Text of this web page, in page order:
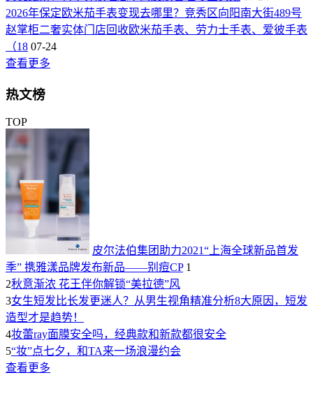
2026年保定欧米茄手表变现去哪里？竞秀区向阳南大街489号
赵掌柜二奢实体门店回收欧米茄手表、劳力士手表、爱彼手表
（18 07-24
查看更多
热文榜
TOP
皮尔法伯集团助力2021“上海全球新品首发
季” 携雅漾品牌发布新品——别痘CP 1
2秋意渐浓 花王伴你解锁“美拉德”风
3女生短发比长发更迷人？从男生视角精准分析8大原因，短发
造型才是趋势！
4妆蕾ray面膜安全吗，经典款和新款都很安全
5“妆”点七夕，和TA来一场浪漫约会
查看更多